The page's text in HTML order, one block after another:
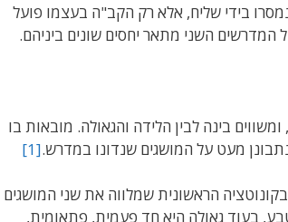
בידי שליח, אלא רק הקב"ה בעצמו פועל
השני מתאר יחסים שונים ביניהם.
בינה לבין הלידה והגאולה. מובאות בו
מעט על המושגים שנדונו במדרש.[1]
הראשונית שמלווה את שני המושגים
טבע, בעוד גאולה היא חד פעמית, פתאומית,